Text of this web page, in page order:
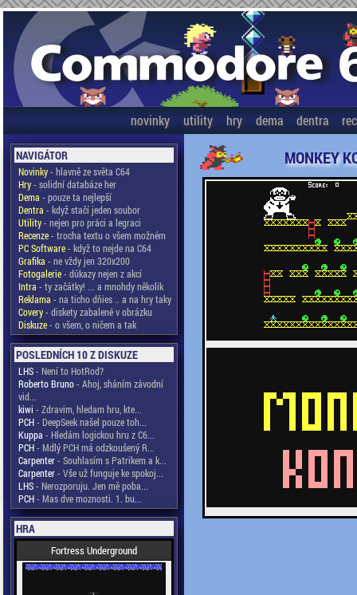
novinky utility hry dema dentra
NAVIGÁTOR
Novinky- hlavně ze světa C64
Hry- solidní databáze her
Dema - pouze ta nejlepší
Dentra - když stačí jeden soubor
Utility- nejen pro práci a legraci
Recenze- trocha textu o všem možném
PC Software- když to nejde na C64
Grafika - ne vždy jen 320x200
Fotogalerie- důkazy nejen z akcí
Intra - ty začátky! ... a mnohdy několik
Reklama - na ticho dňies .. a na hry taky
Covery- diskety zabalené v obrázku
Diskuze- o všem, o ničem a tak
POSLEDNÍCH 10 Z DISKUZE
LHS- Není to HotRod?
Roberto Bruno- Ahoj, sháním závodní
vid...
kiwi - Zdravim, hledam hru, kte...
PCH- DeepSeek našel pouze toh...
Kuppa - Hledám logickou hru z C6...
PCH- Mdlý PCH má odzkoušený R...
Carpenter- Souhlasím s Patrikem a k...
Carpenter- Vše už funguje ke spokoj...
LHS- Nerozporuju. Jen mě poba...
PCH- Mas dve moznosti. 1. bu...
HRA
Fortress Underground
MONKEY